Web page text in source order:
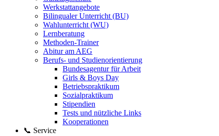
Werkstattangebote
Bilingualer Unterricht (BU)
Wahlunterricht (WU)
Lernberatung
Methoden-Trainer
Abitur am AEG
Berufs- und Studienorientierung
Bundesagentur für Arbeit
Girls & Boys Day
Betriebspraktikum
Sozialpraktikum
Stipendien
Tests und nützliche Links
Kooperationen
📞 Service